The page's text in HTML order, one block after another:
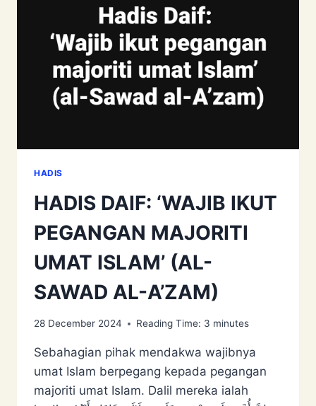
SALAF
HADIS
HADIS DAIF: ‘WAJIB IKUT
PEGANGAN MAJORITI
UMAT ISLAM’ (AL-
SAWAD AL-A’ZAM)
28 December 2024 Reading Time: 3 minutes
Sebahagian pihak mendakwa wajibnya
umat Islam berpegang kepada pegangan
majoriti umat Islam. Dalil mereka ialah